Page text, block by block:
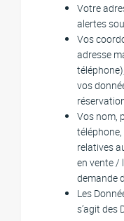
Votre
alertes
Vos
adresse
vos
Vos nom,
relatives
en vente /
demande
Les
s’agit des